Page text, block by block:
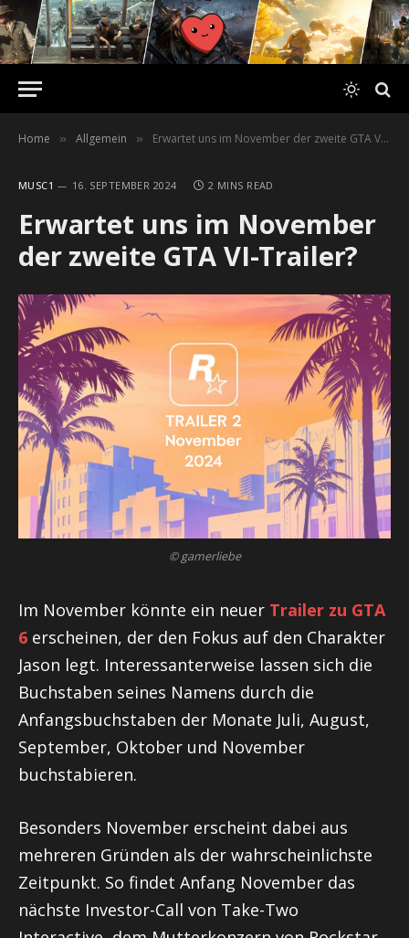
Home » Allgemein » Erwartet uns im November der zweite GTA VI-Trailer?
MUSC1 16. SEPTEMBER 2024 2 MINS READ
Erwartet uns im November
der zweite GTA VI-Trailer?
© gamerliebe
Im November könnte ein neuer Trailer zu GTA
6 erscheinen, der den Fokus auf den Charakter
Jason legt. Interessanterweise lassen sich die
Buchstaben seines Namens durch die
Anfangsbuchstaben der Monate Juli, August,
September, Oktober und November
buchstabieren.
Besonders November erscheint dabei aus
mehreren Gründen als der wahrscheinlichste
Zeitpunkt. So findet Anfang November das
nächste Investor-Call von Take-Two